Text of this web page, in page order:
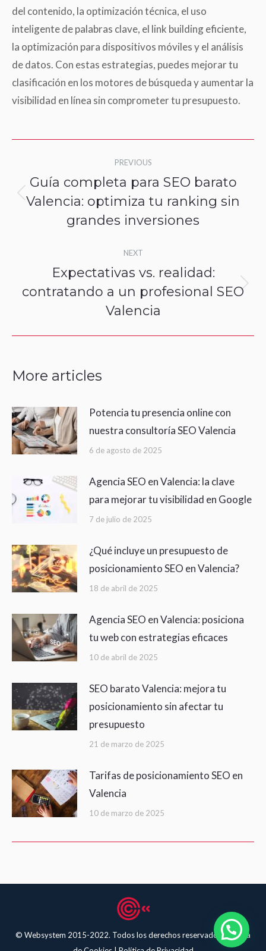
del contenido, la optimización técnica, el uso
inteligente de palabras clave, el link building eficiente,
la optimización para dispositivos móviles y el análisis
de datos. Con estas estrategias, puedes mejorar tu
clasificación en los motores de búsqueda y aumentar la
visibilidad en línea sin comprometer tu presupuesto.
navigation
PREVIOUS
Previous
post:
Guía completa para SEO barato
Valencia: optimiza tu ranking sin
grandes inversiones
NEXT
Next
post:
Expectativas vs. realidad:
contratando a un profesional SEO
Valencia
More articles
Potencia tu presencia online con
nuestra consultoría SEO Valencia
6 de agosto de 2025
Agencia SEO en Valencia: la clave
para mejorar tu visibilidad en Google
7 de julio de 2025
¿Qué incluye un presupuesto de
posicionamiento SEO en Valencia?
18 de abril de 2025
Agencia SEO en Valencia: posiciona
tu web con estrategias eficaces
10 de abril de 2025
SEO barato Valencia: mejora tu
posicionamiento sin afectar tu
presupuesto
21 de marzo de 2025
Tarifas de posicionamiento SEO en
Valencia
10 de marzo de 2025
© Websystem 2015-2022. Todos los derechos reservados. Política